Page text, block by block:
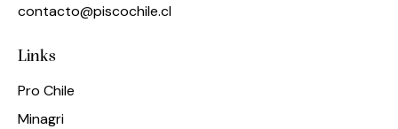
contacto@piscochile.cl
Links
Pro Chile
Minagri